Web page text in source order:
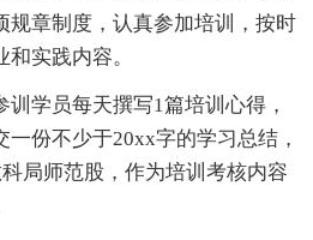
规章制度，认真参加培训，按时
实践内容。
学员每天撰写1篇培训心得，
份不少于20xx字的学习总结，
局师范股，作为培训考核内容